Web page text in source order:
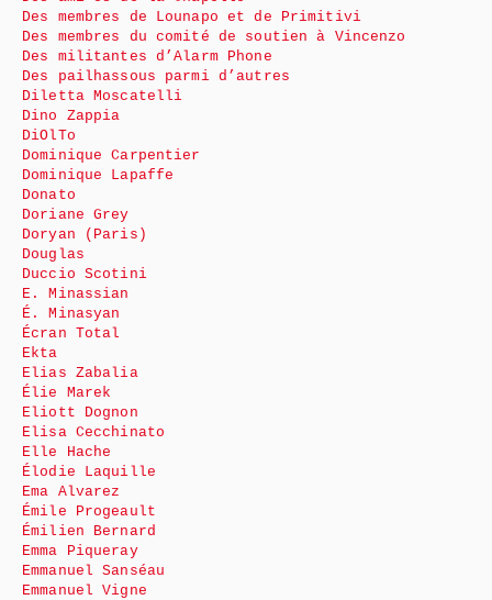
Des membres de Lounapo et de Primitivi
Des membres du comité de soutien à Vincenzo
Des militantes d’Alarm Phone
Des pailhassous parmi d’autres
Diletta Moscatelli
Dino Zappia
DiOlTo
Dominique Carpentier
Dominique Lapaffe
Donato
Doriane Grey
Doryan (Paris)
Douglas
Duccio Scotini
E. Minassian
É. Minasyan
Écran Total
Ekta
Elias Zabalia
Élie Marek
Eliott Dognon
Elisa Cecchinato
Elle Hache
Élodie Laquille
Ema Alvarez
Émile Progeault
Émilien Bernard
Emma Piqueray
Emmanuel Sanséau
Emmanuel Vigne